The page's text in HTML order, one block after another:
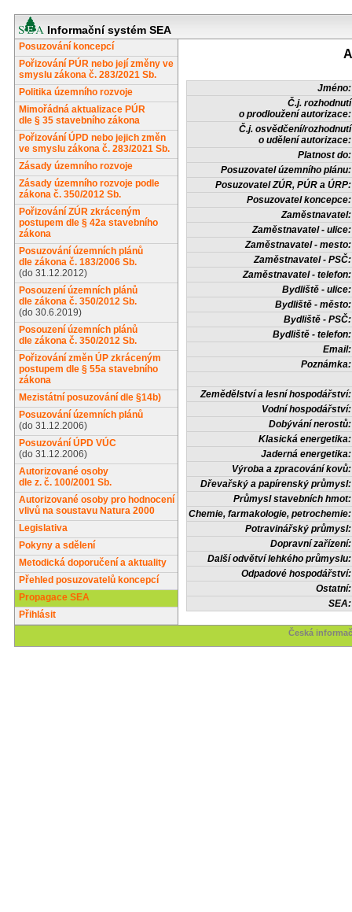
Informační systém SEA
Posuzování koncepcí
Pořizování PÚR nebo její změny ve
smyslu zákona č. 283/2021 Sb.
Politika územního rozvoje
Mimořádná aktualizace PÚR
dle § 35 stavebního zákona
Pořizování ÚPD nebo jejich změn
ve smyslu zákona č. 283/2021 Sb.
Zásady územního rozvoje
Zásady územního rozvoje podle
zákona č. 350/2012 Sb.
Pořizování ZÚR zkráceným
postupem dle § 42a stavebního
zákona
Posuzování územních plánů
dle zákona č. 183/2006 Sb.
(do 31.12.2012)
Posouzení územních plánů
dle zákona č. 350/2012 Sb.
(do 30.6.2019)
Posouzení územních plánů
dle zákona č. 350/2012 Sb.
Pořizování změn ÚP zkráceným
postupem dle § 55a stavebního
zákona
Mezistátní posuzování dle §14b)
Posuzování územních plánů
(do 31.12.2006)
Posuzování ÚPD VÚC
(do 31.12.2006)
Autorizované osoby
dle z. č. 100/2001 Sb.
Autorizované osoby pro hodnocení
vlivů na soustavu Natura 2000
Legislativa
Pokyny a sdělení
Metodická doporučení a aktuality
Přehled posuzovatelů koncepcí
Propagace SEA
Přihlásit
Jméno:
Č.j. rozhodnutí
o prodloužení autorizace:
Č.j. osvědčení/rozhodnutí
o udělení autorizace:
Platnost do:
Posuzovatel územního plánu:
Posuzovatel ZÚR, PÚR a ÚRP:
Posuzovatel koncepce:
Zaměstnavatel:
Zaměstnavatel - ulice:
Zaměstnavatel - mesto:
Zaměstnavatel - PSČ:
Zaměstnavatel - telefon:
Bydliště - ulice:
Bydliště - město:
Bydliště - PSČ:
Bydliště - telefon:
Email:
Poznámka:
Zemědělství a lesní hospodářství:
Vodní hospodářství:
Dobývání nerostů:
Klasická energetika:
Jaderná energetika:
Výroba a zpracování kovů:
Dřevařský a papírenský průmysl:
Průmysl stavebních hmot:
Chemie, farmakologie, petrochemie:
Potravinářský průmysl:
Dopravní zařízení:
Další odvětví lehkého průmyslu:
Odpadové hospodářství:
Ostatní:
SEA:
Česká